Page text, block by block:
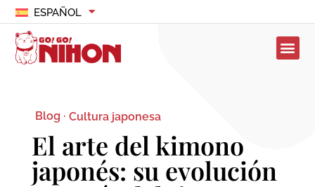
ESPAÑOL
Blog · Cultura japonesa
El arte del kimono
japonés: su evolución